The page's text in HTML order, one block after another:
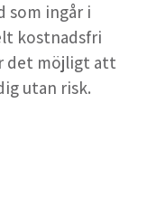
som ingår i
kostnadsfri
det möjligt att
utan risk.